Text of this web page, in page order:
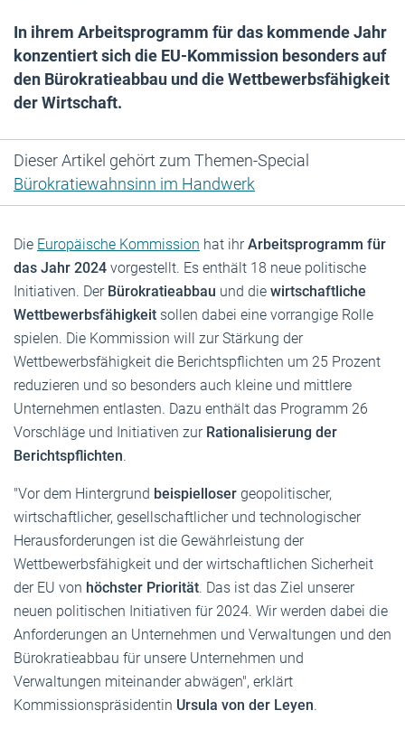
In ihrem Arbeitsprogramm für das kommende Jahr
konzentiert sich die EU-Kommission besonders auf
den Bürokratieabbau und die Wettbewerbsfähigkeit
der Wirtschaft.
Dieser Artikel gehört zum Themen-Special
Bürokratiewahnsinn im Handwerk
Die Europäische Kommission hat ihrArbeitsprogramm für
das Jahr 2024 vorgestellt. Es enthält 18 neue politische
Initiativen. Der Bürokratieabbau und die wirtschaftliche
Wettbewerbsfähigkeit sollen dabei eine vorrangige Rolle
spielen. Die Kommission will zur Stärkung der
Wettbewerbsfähigkeit die Berichtspflichten um 25 Prozent
reduzieren und so besonders auch kleine und mittlere
Unternehmen entlasten. Dazu enthält das Programm 26
Vorschläge und Initiativen zur Rationalisierung der
Berichtspflichten.
"Vor dem Hintergrund beispielloser geopolitischer,
wirtschaftlicher, gesellschaftlicher und technologischer
Herausforderungen ist die Gewährleistung der
Wettbewerbsfähigkeit und der wirtschaftlichen Sicherheit
der EU von höchster Priorität. Das ist das Ziel unserer
neuen politischen Initiativen für 2024. Wir werden dabei die
Anforderungen an Unternehmen und Verwaltungen und den
Bürokratieabbau für unsere Unternehmen und
Verwaltungen miteinander abwägen", erklärt
Kommissionspräsidentin Ursula von der Leyen.